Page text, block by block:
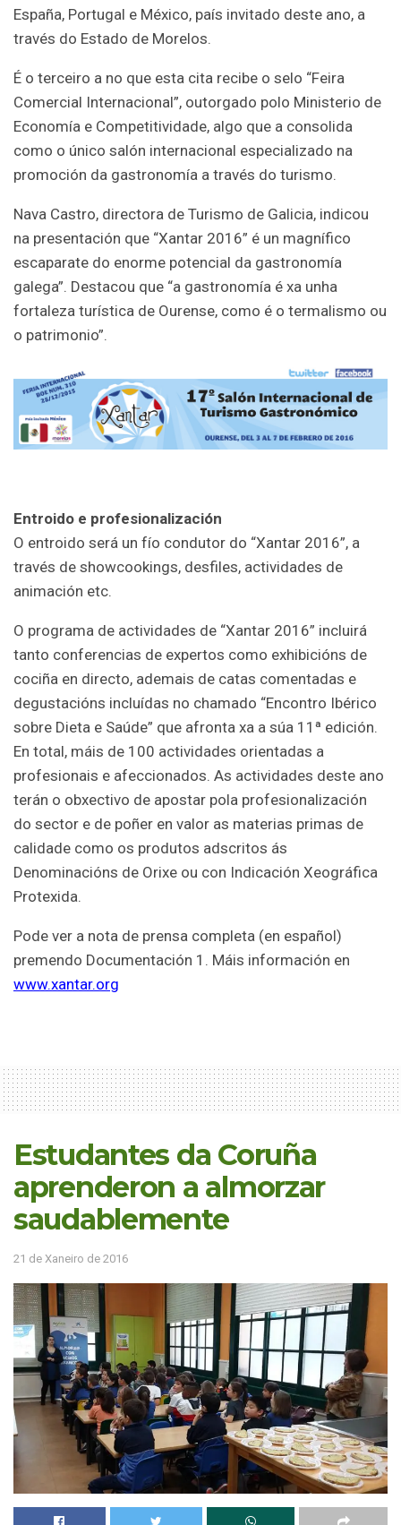
España, Portugal e México, país invitado deste ano, a
través do Estado de Morelos.
É o terceiro a no que esta cita recibe o selo “Feira
Comercial Internacional”, outorgado polo Ministerio de
Economía e Competitividade, algo que a consolida
como o único salón internacional especializado na
promoción da gastronomía a través do turismo.
Nava Castro, directora de Turismo de Galicia, indicou
na presentación que “Xantar 2016” é un magnífico
escaparate do enorme potencial da gastronomía
galega”. Destacou que “a gastronomía é xa unha
fortaleza turística de Ourense, como é o termalismo ou
o patrimonio”.
Entroido e profesionalización
O entroido será un fío condutor do “Xantar 2016”, a
través de showcookings, desfiles, actividades de
animación etc.
O programa de actividades de “Xantar 2016” incluirá
tanto conferencias de expertos como exhibicións de
cociña en directo, ademais de catas comentadas e
degustacións incluídas no chamado “Encontro Ibérico
sobre Dieta e Saúde” que afronta xa a súa 11ª edición.
En total, máis de 100 actividades orientadas a
profesionais e afeccionados. As actividades deste ano
terán o obxectivo de apostar pola profesionalización
do sector e de poñer en valor as materias primas de
calidade como os produtos adscritos ás
Denominacións de Orixe ou con Indicación Xeográfica
Protexida.
Pode ver a nota de prensa completa (en español)
premendo Documentación 1. Máis información en
www.xantar.org
Estudantes da Coruña
aprenderon a almorzar
saudablemente
21 de Xaneiro de 2016